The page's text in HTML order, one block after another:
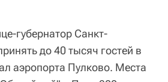
губернатор Санкт-
до 40 тысяч гостей в
аэропорта Пулково. Места